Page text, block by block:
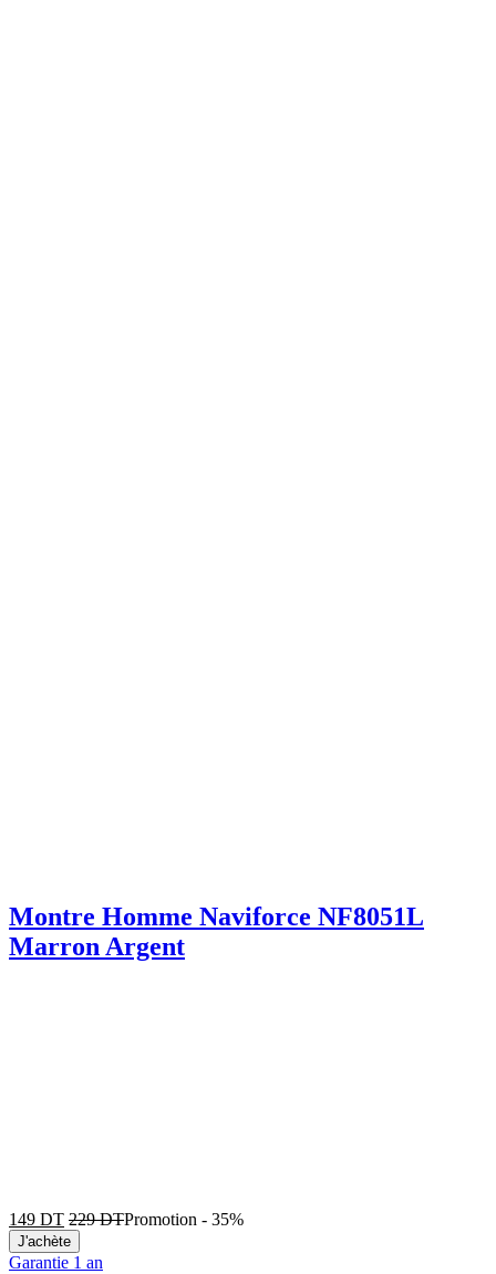
Montre Homme Naviforce NF8051L
Marron Argent
149 DT 229DTPromotion - 35%
J'achète
Garantie 1 an